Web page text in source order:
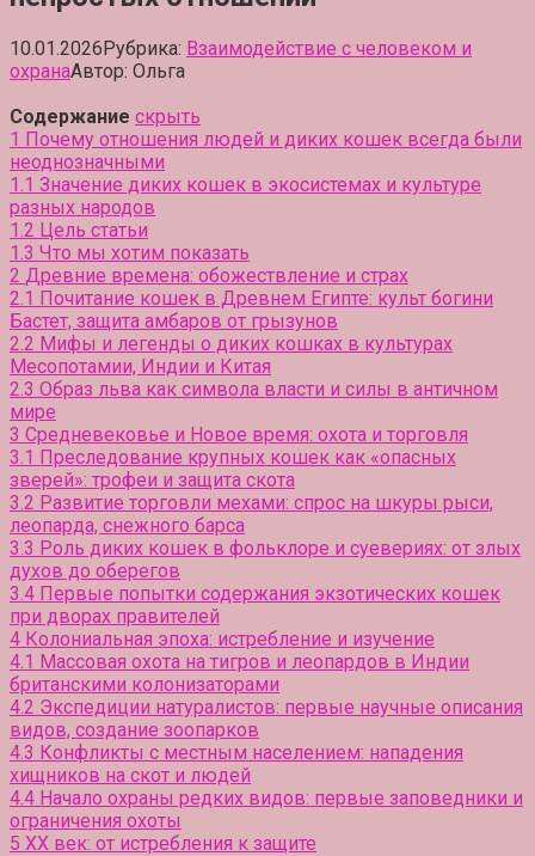
10.01.2026Рубрика: Взаимодействие с человеком и
охранаАвтор: Ольга
Содержание скрыть
1 Почему отношения людей и диких кошек всегда были
неоднозначными
1.1 Значение диких кошек в экосистемах и культуре
разных народов
1.2 Цель статьи
1.3 Что мы хотим показать
2 Древние времена: обожествление и страх
2.1 Почитание кошек в Древнем Египте: культ богини
Бастет, защита амбаров от грызунов
2.2 Мифы и легенды о диких кошках в культурах
Месопотамии, Индии и Китая
2.3 Образ льва как символа власти и силы в античном
мире
3 Средневековье и Новое время: охота и торговля
3.1 Преследование крупных кошек как «опасных
зверей»: трофеи и защита скота
3.2 Развитие торговли мехами: спрос на шкуры рыси,
леопарда, снежного барса
3.3 Роль диких кошек в фольклоре и суевериях: от злых
духов до оберегов
3.4 Первые попытки содержания экзотических кошек
при дворах правителей
4 Колониальная эпоха: истребление и изучение
4.1 Массовая охота на тигров и леопардов в Индии
британскими колонизаторами
4.2 Экспедиции натуралистов: первые научные описания
видов, создание зоопарков
4.3 Конфликты с местным населением: нападения
хищников на скот и людей
4.4 Начало охраны редких видов: первые заповедники и
ограничения охоты
5 XX век: от истребления к защите